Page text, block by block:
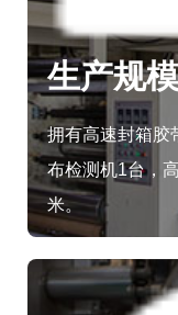
生产规模
拥有高速封箱胶
布检测机1台，
米。